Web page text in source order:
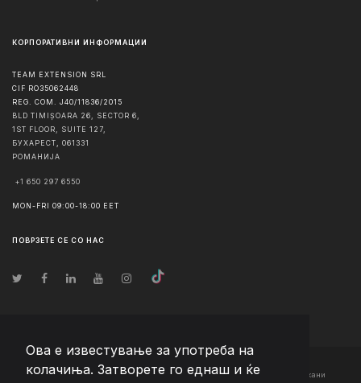
Ова е известување за употреба на
колачиња. Затворете го еднаш и ќе
КОРПОРАТИВНИ ИНФОРМАЦИИ
TEAM EXTENSION SRL
CIF RO35062448
REG. COM. J40/11836/2015
BLD TIMIȘOARA 26, SECTOR 6,
1ST FLOOR, SUITE 127,
БУХАРЕСТ
061331
РОМАНИЈА
+1 650 297 6550
MON-FRI 09:00-18:00 EET
ПОВРЗЕТЕ СЕ СО НАС
© Авторско право2026 Team Extension Macedonia - Сите права задржани